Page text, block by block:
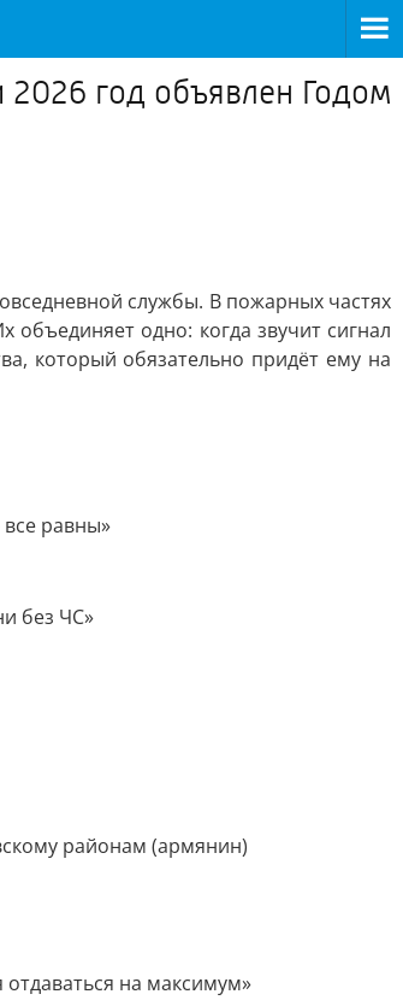
год объявлен Годом
службы. В пожарных частях
одно: когда звучит сигнал
который обязательно придёт ему на
равны»
без ЧС»
районам (армянин)
на максимум»